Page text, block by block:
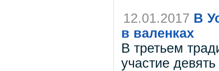
12.01.2017 В
в валенках
В третьем
участие